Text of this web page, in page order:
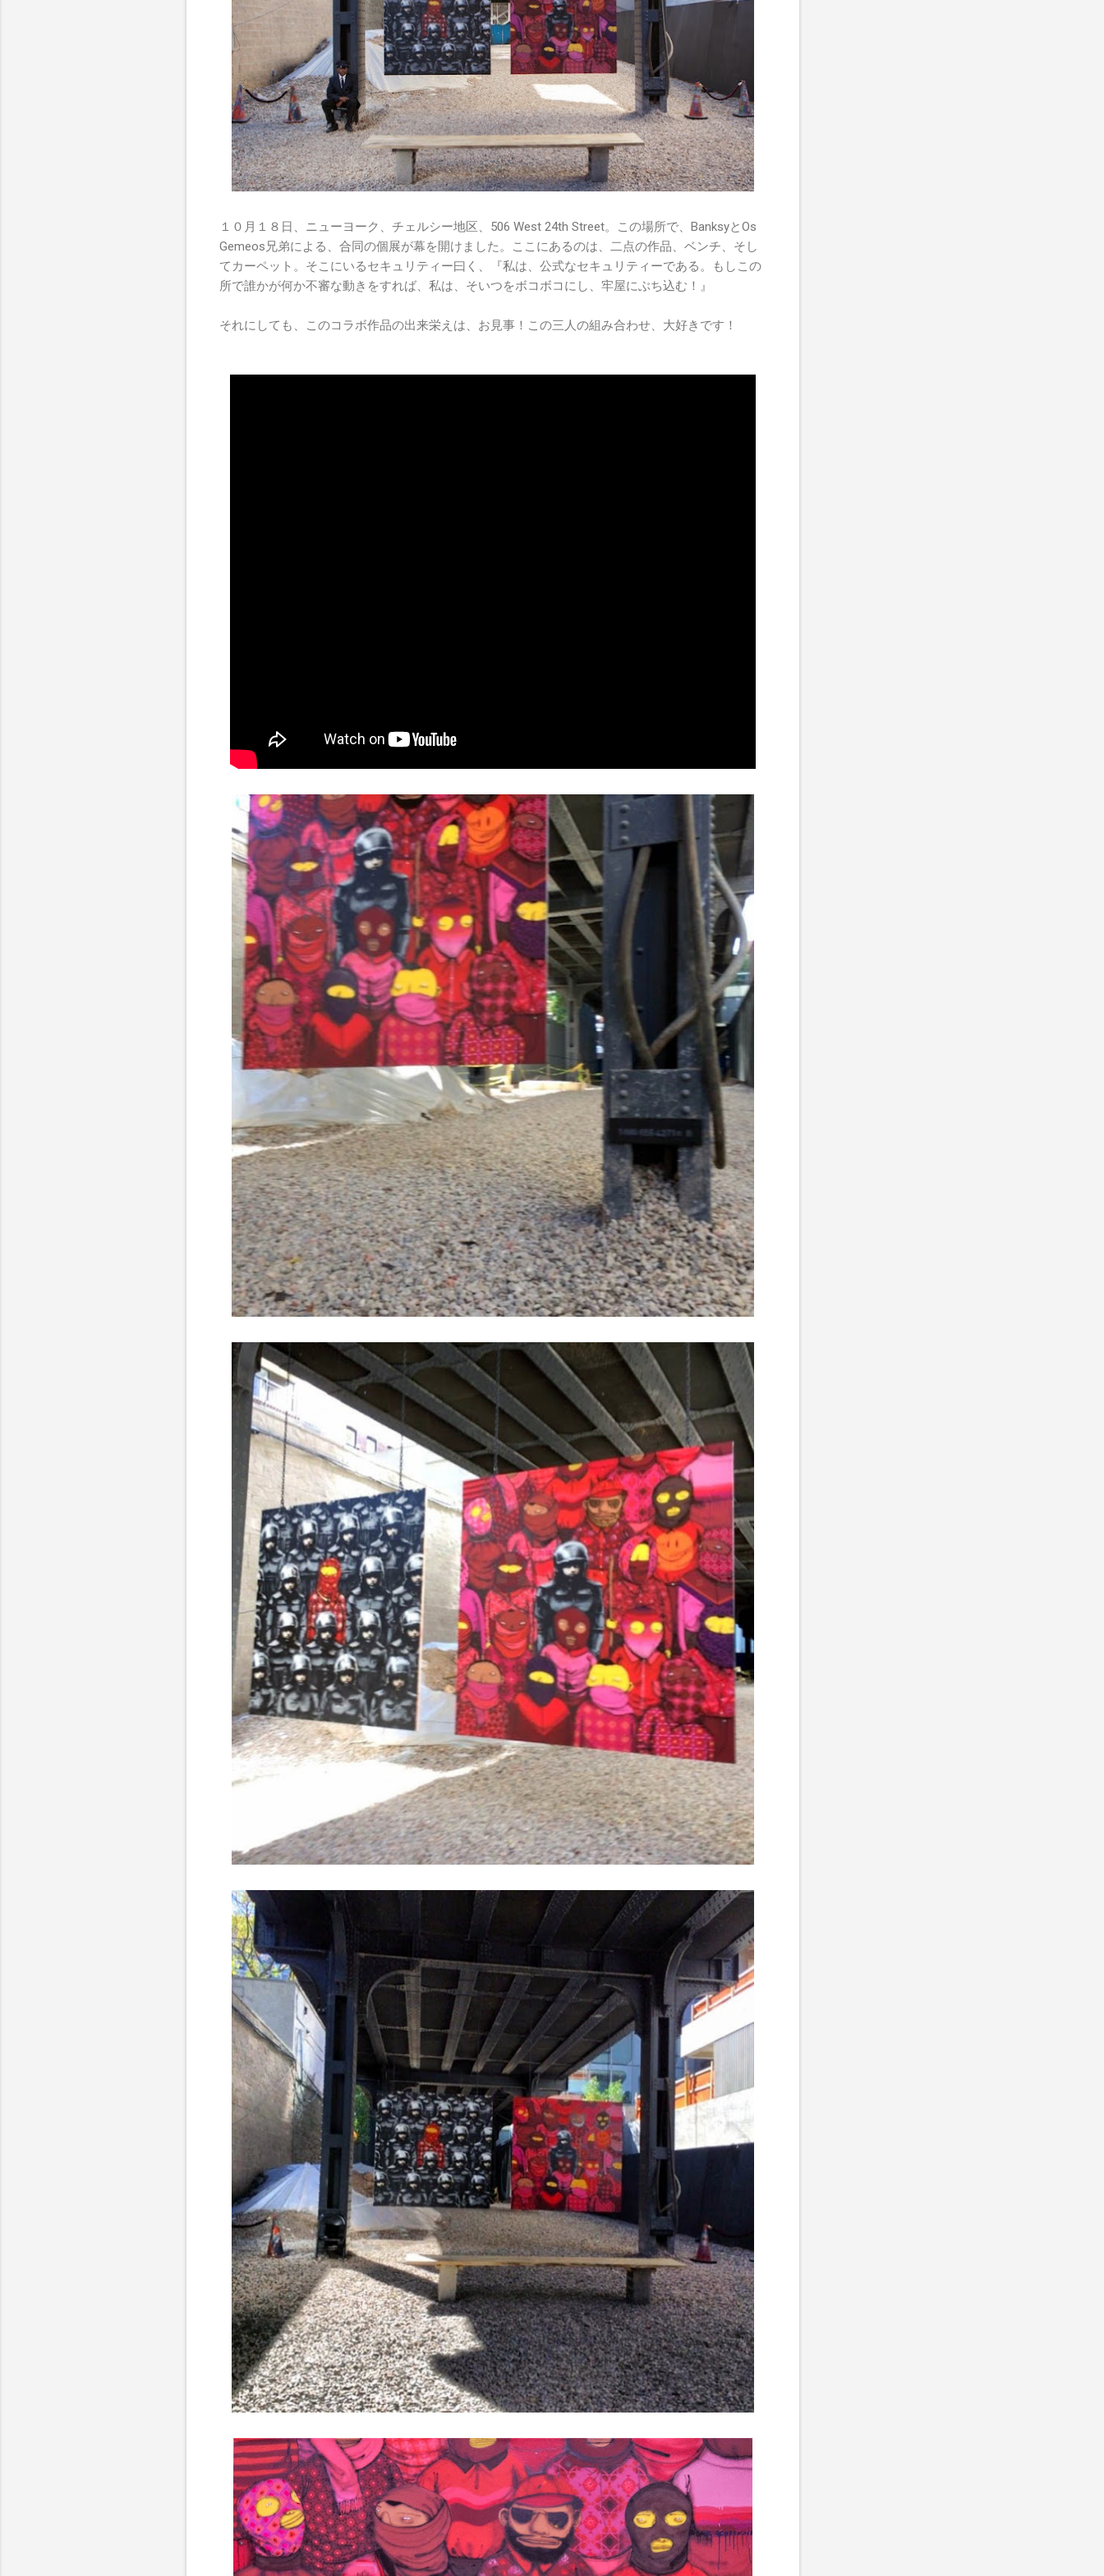
１０月１８日、ニューヨーク、チェルシー地区、506 West 24th Street。この場所で、BanksyとOs
Gemeos兄弟による、合同の個展が幕を開けました。ここにあるのは、二点の作品、ベンチ、そし
てカーペット。そこにいるセキュリティー曰く、『私は、公式なセキュリティーである。もしこの
所で誰かが何か不審な動きをすれば、私は、そいつをボコボコにし、牢屋にぶち込む！』
それにしても、このコラボ作品の出来栄えは、お見事！この三人の組み合わせ、大好きです！